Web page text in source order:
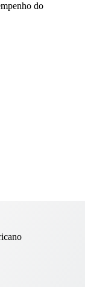
do